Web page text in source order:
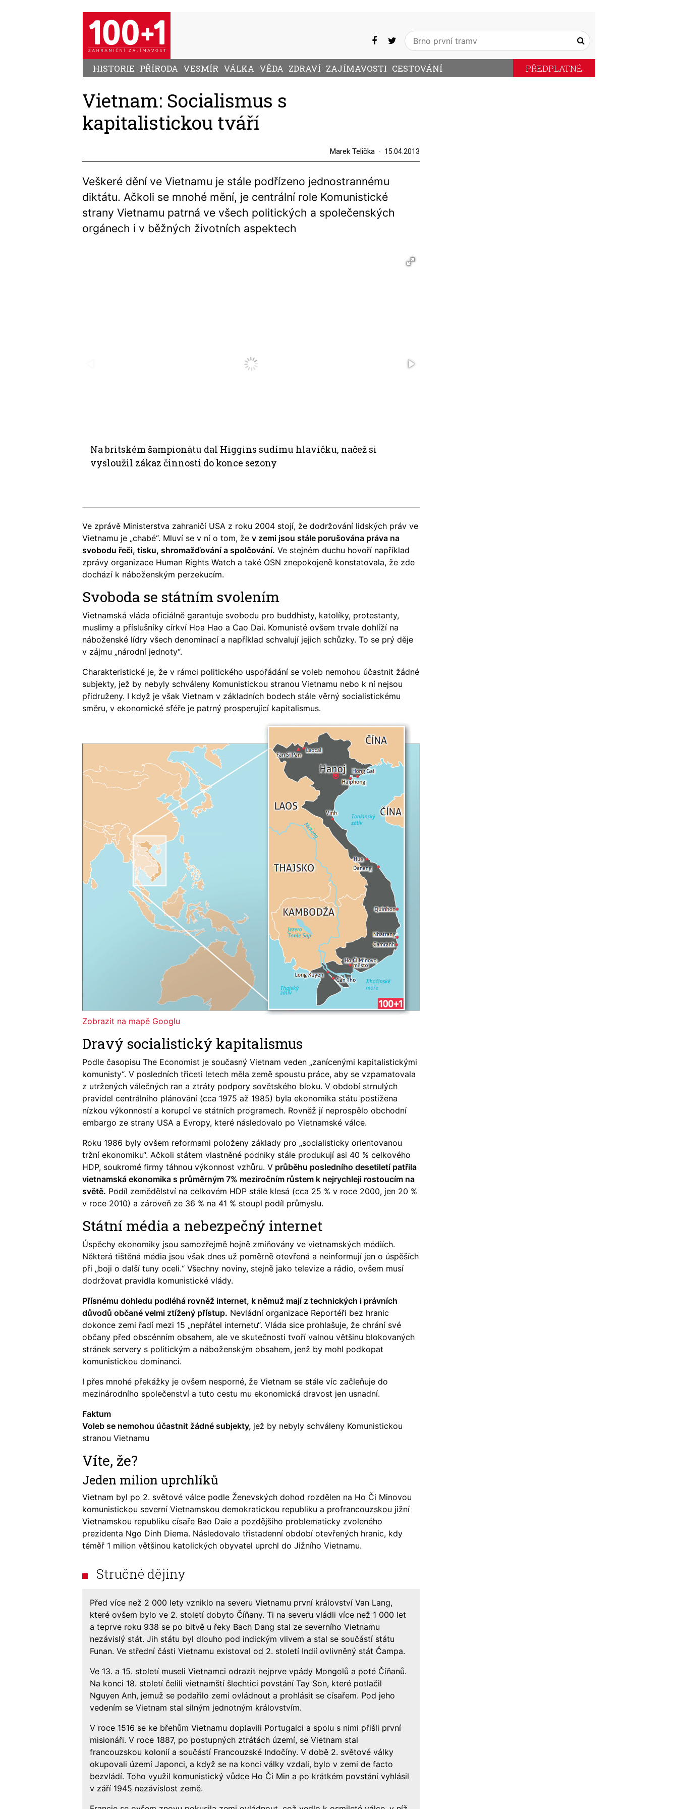
HISTORIE PŘÍRODA VESMÍR VÁLKA VĚDA ZDRAVÍ ZAJÍMAVOSTI CESTOVÁNÍ PŘEDPLATNÉ
Vietnam: Socialismus s
kapitalistickou tváří
Marek Telička 15.04.2013
Veškeré dění ve Vietnamu je stále podřízeno jednostrannému
diktátu. Ačkoli se mnohé mění, je centrální role Komunistické
strany Vietnamu patrná ve všech politických a společenských
orgánech i v běžných životních aspektech
Na britském šampionátu dal Higgins sudímu hlavičku, načež si
vysloužil zákaz činnosti do konce sezony
Ve zprávě Ministerstva zahraničí USA z roku 2004 stojí, že dodržování lidských práv ve
Vietnamu je „chabé“. Mluví se v ní o tom, že v zemi jsou stále porušována práva na
svobodu řeči, tisku, shromažďování a spolčování. Ve stejném duchu hovoří například
zprávy organizace Human Rights Watch a také OSN znepokojeně konstatovala, že zde
dochází k náboženským perzekucím.
Svoboda se státním svolením
Vietnamská vláda oficiálně garantuje svobodu pro buddhisty, katolíky, protestanty,
muslimy a příslušníky církví Hoa Hao a Cao Dai. Komunisté ovšem trvale dohlíží na
náboženské lídry všech denominací a například schvalují jejich schůzky. To se prý děje
v zájmu „národní jednoty“.
Charakteristické je, že v rámci politického uspořádání se voleb nemohou účastnit žádné
subjekty, jež by nebyly schváleny Komunistickou stranou Vietnamu nebo k ní nejsou
přidruženy. I když je však Vietnam v základních bodech stále věrný socialistickému
směru, v ekonomické sféře je patrný prosperující kapitalismus.
Zobrazit na mapě Googlu
Dravý socialistický kapitalismus
Podle časopisu The Economist je současný Vietnam veden „zanícenými kapitalistickými
komunisty“. V posledních třiceti letech měla země spoustu práce, aby se vzpamatovala
z utržených válečných ran a ztráty podpory sovětského bloku. V období strnulých
pravidel centrálního plánování (cca 1975 až 1985) byla ekonomika státu postižena
nízkou výkonností a korupcí ve státních programech. Rovněž jí neprospělo obchodní
embargo ze strany USA a Evropy, které následovalo po Vietnamské válce.
Roku 1986 byly ovšem reformami položeny základy pro „socialisticky orientovanou
tržní ekonomiku“. Ačkoli státem vlastněné podniky stále produkují asi 40 % celkového
HDP, soukromé firmy táhnou výkonnost vzhůru. V průběhu posledního desetiletí patřila
vietnamská ekonomika s průměrným 7% meziročním růstem k nejrychleji rostoucím na
světě. Podíl zemědělství na celkovém HDP stále klesá (cca 25 % v roce 2000, jen 20 %
v roce 2010) a zároveň ze 36 % na 41 % stoupl podíl průmyslu.
Státní média a nebezpečný internet
Úspěchy ekonomiky jsou samozřejmě hojně zmiňovány ve vietnamských médiích.
Některá tištěná média jsou však dnes už poměrně otevřená a neinformují jen o úspěších
při „boji o další tuny oceli.“ Všechny noviny, stejně jako televize a rádio, ovšem musí
dodržovat pravidla komunistické vlády.
Přísnému dohledu podléhá rovněž internet, k němuž mají z technických i právních
důvodů občané velmi ztížený přístup. Nevládní organizace Reportéři bez hranic
dokonce zemi řadí mezi 15 „nepřátel internetu“. Vláda sice prohlašuje, že chrání své
občany před obscénním obsahem, ale ve skutečnosti tvoří valnou většinu blokovaných
stránek servery s politickým a náboženským obsahem, jenž by mohl podkopat
komunistickou dominanci.
I přes mnohé překážky je ovšem nesporné, že Vietnam se stále víc začleňuje do
mezinárodního společenství a tuto cestu mu ekonomická dravost jen usnadní.
Faktum
Voleb se nemohou účastnit žádné subjekty, jež by nebyly schváleny Komunistickou
stranou Vietnamu
Víte, že?
Jeden milion uprchlíků
Vietnam byl po 2. světové válce podle Ženevských dohod rozdělen na Ho Či Minovou
komunistickou severní Vietnamskou demokratickou republiku a profrancouzskou jižní
Vietnamskou republiku císaře Bao Daie a pozdějšího problematicky zvoleného
prezidenta Ngo Dinh Diema. Následovalo třistadenní období otevřených hranic, kdy
téměř 1 milion většinou katolických obyvatel uprchl do Jižního Vietnamu.
Stručné dějiny
Před více než 2 000 lety vzniklo na severu Vietnamu první království Van Lang,
které ovšem bylo ve 2. století dobyto Číňany. Ti na severu vládli více než 1 000 let
a teprve roku 938 se po bitvě u řeky Bach Dang stal ze severního Vietnamu
nezávislý stát. Jih státu byl dlouho pod indickým vlivem a stal se součástí státu
Funan. Ve střední části Vietnamu existoval od 2. století Indií ovlivněný stát Čampa.
Ve 13. a 15. století museli Vietnamci odrazit nejprve vpády Mongolů a poté Číňanů.
Na konci 18. století čelili vietnamští šlechtici povstání Tay Son, které potlačil
Nguyen Anh, jemuž se podařilo zemi ovládnout a prohlásit se císařem. Pod jeho
vedením se Vietnam stal silným jednotným královstvím.
V roce 1516 se ke břehům Vietnamu doplavili Portugalci a spolu s nimi přišli první
misionáři. V roce 1887, po postupných ztrátách území, se Vietnam stal
francouzskou kolonií a součástí Francouzské Indočíny. V době 2. světové války
okupovali území Japonci, a když se na konci války vzdali, bylo v zemi de facto
bezvládí. Toho využil komunistický vůdce Ho Či Min a po krátkém povstání vyhlásil
v září 1945 nezávislost země.